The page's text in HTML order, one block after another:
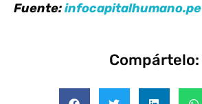
Fuente:infocapitalhumano.pe
Compártelo: